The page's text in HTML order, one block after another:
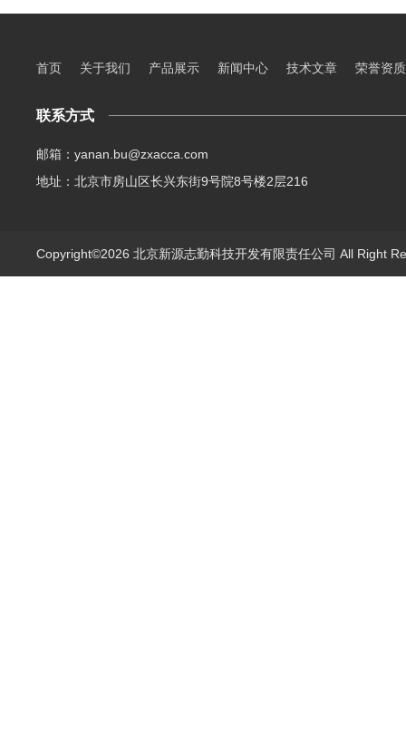
首页 关于我们 产品展示 新闻中心 技术文章 荣誉资质
联系方式
邮箱：yanan.bu@zxacca.com
地址：北京市房山区长兴东街9号院8号楼2层216
Copyright©2026 北京新源志勤科技开发有限责任公司 All Right